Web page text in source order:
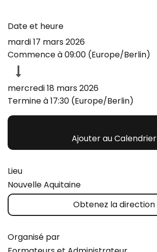
Date et heure
mardi 17 mars 2026
Commence à09:00 (Europe/Berlin)
mercredi 18 mars 2026
Termine à17:30 (Europe/Berlin)
Ajouter au Calendrier
Lieu
Nouvelle Aquitaine
Obtenez la direction
Organisé par